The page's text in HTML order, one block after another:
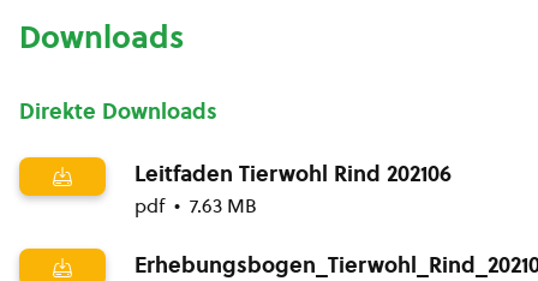
Downloads
Direkte Downloads
Leitfaden Tierwohl Rind 202106
pdf 7.63 MB